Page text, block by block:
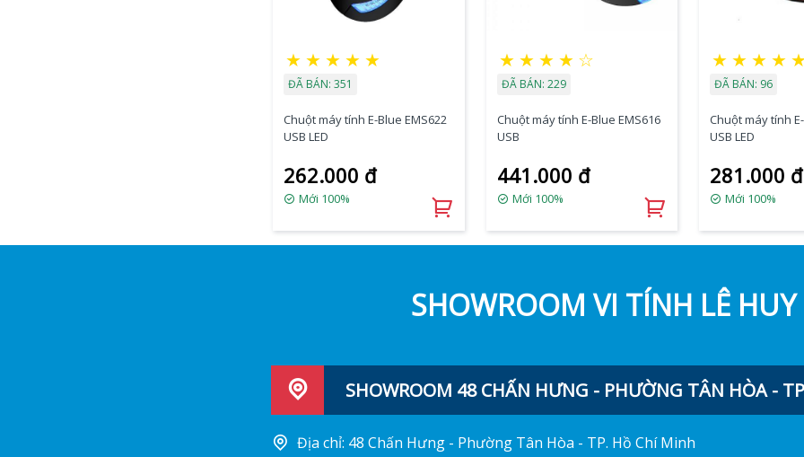
★ ★ ★ ★ ★
ĐÃ BÁN: 351
Chuột máy tính E-Blue EMS622
USB LED
262.000 đ
Mới 100%
★ ★ ★ ★ ☆
ĐÃ BÁN: 229
Chuột máy tính E-Blue EMS616
USB
441.000 đ
Mới 100%
★ ★ ★ ★
ĐÃ BÁN: 96
Chuột máy tính
USB LED
281.000 đ
Mới 100%
SHOWROOM VI TÍNH LÊ HUY
SHOWROOM 48 CHẤN HƯNG - PHƯỜNG TÂN HÒA -
Địa chỉ: 48 Chấn Hưng - Phường Tân Hòa - TP. Hồ Chí Minh